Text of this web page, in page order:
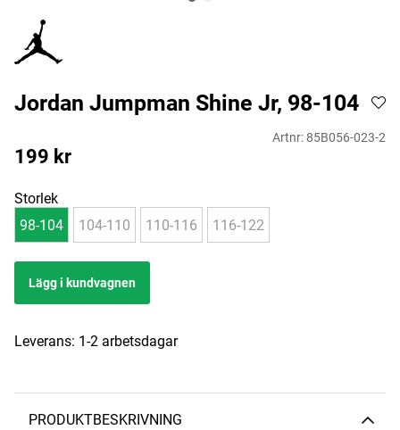
Jordan Jumpman Shine Jr, 98-104
Artnr:85B056-023-2
199 kr
Storlek
98-104
104-110 110-116 116-122
Lägg i kundvagnen
Leverans: 1-2 arbetsdagar
PRODUKTBESKRIVNING